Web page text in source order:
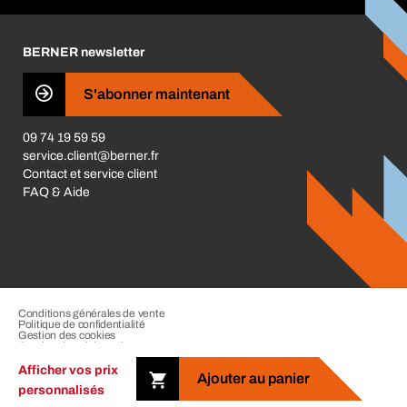
Afficher vos prix
personnalisés
Ajouter au panier
Catégories produits
Les magasins BERNER
Presse
Business Conduct
BERNER newsletter
S'abonner maintenant
09 74 19 59 59
service.client@berner.fr
Contact et service client
FAQ & Aide
Copyright © 2026 Berner Group. Tous droits réservés.
Conditions générales de vente
Politique de confidentialité
Gestion des cookies
Gestion des réclamations